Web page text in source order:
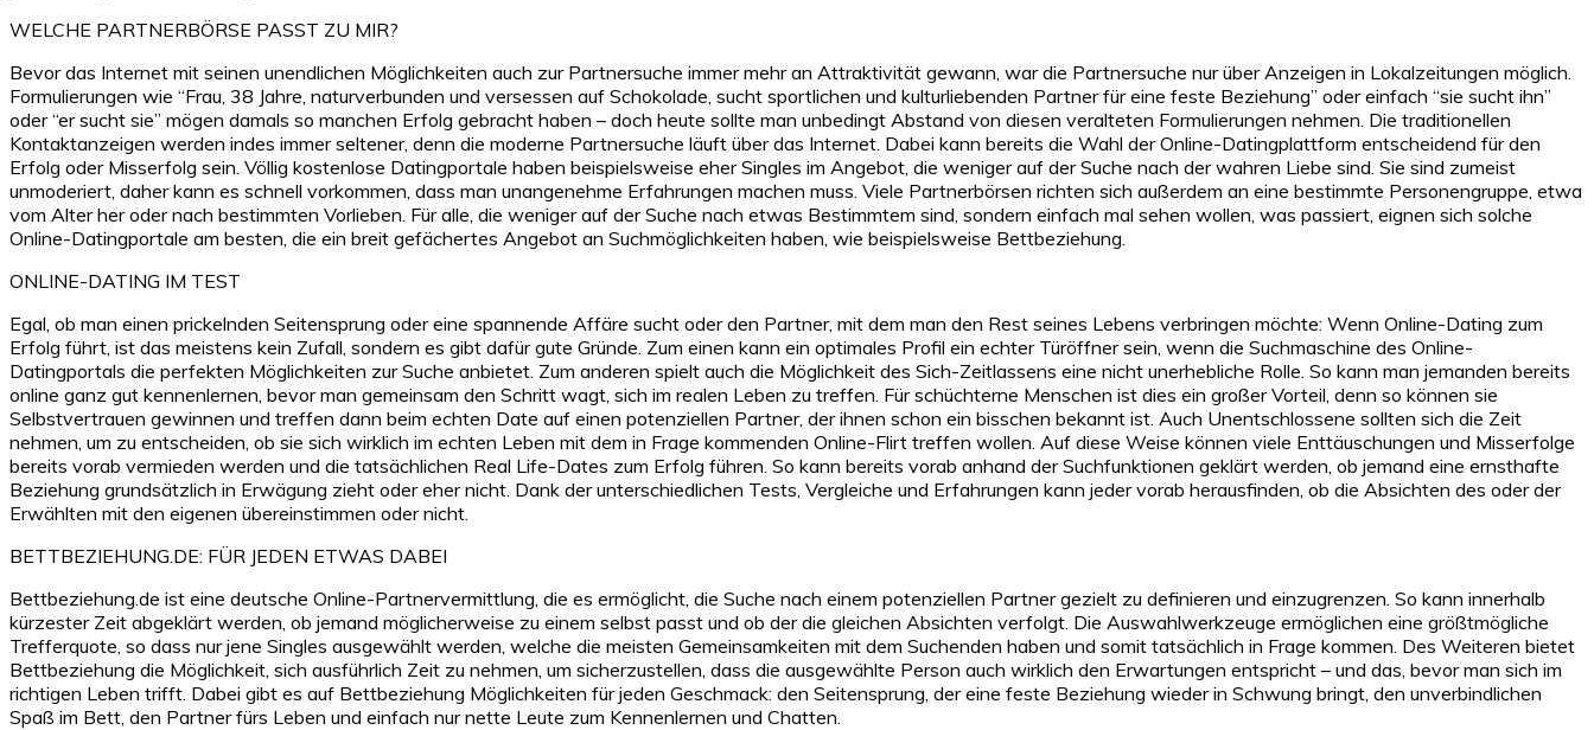
WELCHE PARTNERBÖRSE PASST ZU MIR?
Bevor das Internet mit seinen unendlichen Möglichkeiten auch zur Partnersuche immer mehr an Attraktivität gewann, war die Partnersuche nur über Anzeigen in Lokalzeitungen möglich.
Formulierungen wie “Frau, 38 Jahre, naturverbunden und versessen auf Schokolade, sucht sportlichen und kulturliebenden Partner für eine feste Beziehung” oder einfach “sie sucht ihn”
oder “er sucht sie” mögen damals so manchen Erfolg gebracht haben – doch heute sollte man unbedingt Abstand von diesen veralteten Formulierungen nehmen. Die traditionellen
Kontaktanzeigen werden indes immer seltener, denn die moderne Partnersuche läuft über das Internet. Dabei kann bereits die Wahl der Online-Datingplattform entscheidend für den
Erfolg oder Misserfolg sein. Völlig kostenlose Datingportale haben beispielsweise eher Singles im Angebot, die weniger auf der Suche nach der wahren Liebe sind. Sie sind zumeist
unmoderiert, daher kann es schnell vorkommen, dass man unangenehme Erfahrungen machen muss. Viele Partnerbörsen richten sich außerdem an eine bestimmte Personengruppe, etwa
vom Alter her oder nach bestimmten Vorlieben. Für alle, die weniger auf der Suche nach etwas Bestimmtem sind, sondern einfach mal sehen wollen, was passiert, eignen sich solche
Online-Datingportale am besten, die ein breit gefächertes Angebot an Suchmöglichkeiten haben, wie beispielsweise Bettbeziehung.
ONLINE-DATING IM TEST
Egal, ob man einen prickelnden Seitensprung oder eine spannende Affäre sucht oder den Partner, mit dem man den Rest seines Lebens verbringen möchte: Wenn Online-Dating zum
Erfolg führt, ist das meistens kein Zufall, sondern es gibt dafür gute Gründe. Zum einen kann ein optimales Profil ein echter Türöffner sein, wenn die Suchmaschine des Online-
Datingportals die perfekten Möglichkeiten zur Suche anbietet. Zum anderen spielt auch die Möglichkeit des Sich-Zeitlassens eine nicht unerhebliche Rolle. So kann man jemanden bereits
online ganz gut kennenlernen, bevor man gemeinsam den Schritt wagt, sich im realen Leben zu treffen. Für schüchterne Menschen ist dies ein großer Vorteil, denn so können sie
Selbstvertrauen gewinnen und treffen dann beim echten Date auf einen potenziellen Partner, der ihnen schon ein bisschen bekannt ist. Auch Unentschlossene sollten sich die Zeit
nehmen, um zu entscheiden, ob sie sich wirklich im echten Leben mit dem in Frage kommenden Online-Flirt treffen wollen. Auf diese Weise können viele Enttäuschungen und Misserfolge
bereits vorab vermieden werden und die tatsächlichen Real Life-Dates zum Erfolg führen. So kann bereits vorab anhand der Suchfunktionen geklärt werden, ob jemand eine ernsthafte
Beziehung grundsätzlich in Erwägung zieht oder eher nicht. Dank der unterschiedlichen Tests, Vergleiche und Erfahrungen kann jeder vorab herausfinden, ob die Absichten des oder der
Erwählten mit den eigenen übereinstimmen oder nicht.
BETTBEZIEHUNG.DE: FÜR JEDEN ETWAS DABEI
Bettbeziehung.de ist eine deutsche Online-Partnervermittlung, die es ermöglicht, die Suche nach einem potenziellen Partner gezielt zu definieren und einzugrenzen. So kann innerhalb
kürzester Zeit abgeklärt werden, ob jemand möglicherweise zu einem selbst passt und ob der die gleichen Absichten verfolgt. Die Auswahlwerkzeuge ermöglichen eine größtmögliche
Trefferquote, so dass nur jene Singles ausgewählt werden, welche die meisten Gemeinsamkeiten mit dem Suchenden haben und somit tatsächlich in Frage kommen. Des Weiteren bietet
Bettbeziehung die Möglichkeit, sich ausführlich Zeit zu nehmen, um sicherzustellen, dass die ausgewählte Person auch wirklich den Erwartungen entspricht – und das, bevor man sich im
richtigen Leben trifft. Dabei gibt es auf Bettbeziehung Möglichkeiten für jeden Geschmack: den Seitensprung, der eine feste Beziehung wieder in Schwung bringt, den unverbindlichen
Spaß im Bett, den Partner fürs Leben und einfach nur nette Leute zum Kennenlernen und Chatten.